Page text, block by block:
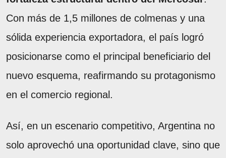
Con más de 1,5 millones de colmenas y una
sólida experiencia exportadora, el país logró
posicionarse como el principal beneficiario del
nuevo esquema, reafirmando su protagonismo
en el comercio regional.
Así, en un escenario competitivo, Argentina no
solo aprovechó una oportunidad clave, sino que